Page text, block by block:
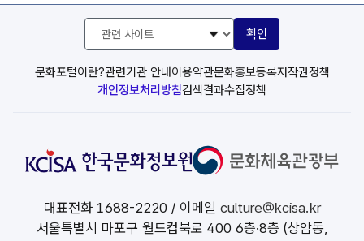
문화포털이란?관련기관 안내이용약관문화홍보등록저작권정책
개인정보처리방침검색결과수집정책
관
사
이
트
확인
대표전화 1688-2220 / 이메일 culture@kcisa.kr
서울특별시 마포구 월드컵북로 400 6층·8층 (상암동,